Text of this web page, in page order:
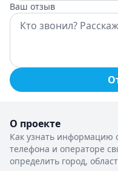
Ваш отзыв
О проекте
Как узнать информацию
телефона и операторе
определить город,